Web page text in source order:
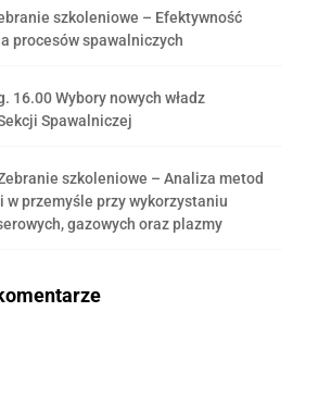
szkoleniowe – Efektywność
procesów spawalniczych
16.00 Wybory nowych władz
Spawalniczej
szkoleniowe – Analiza metod
w przemyśle przy wykorzystaniu
gazowych oraz plazmy